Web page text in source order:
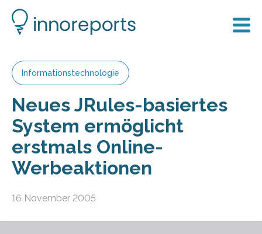
Informationstechnologie
Neues JRules-basiertes
System ermöglicht
erstmals Online-
Werbeaktionen
16 November 2005